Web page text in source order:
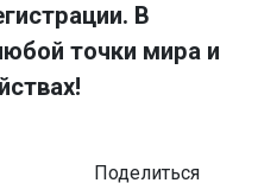
В
точки мира и
Поделиться